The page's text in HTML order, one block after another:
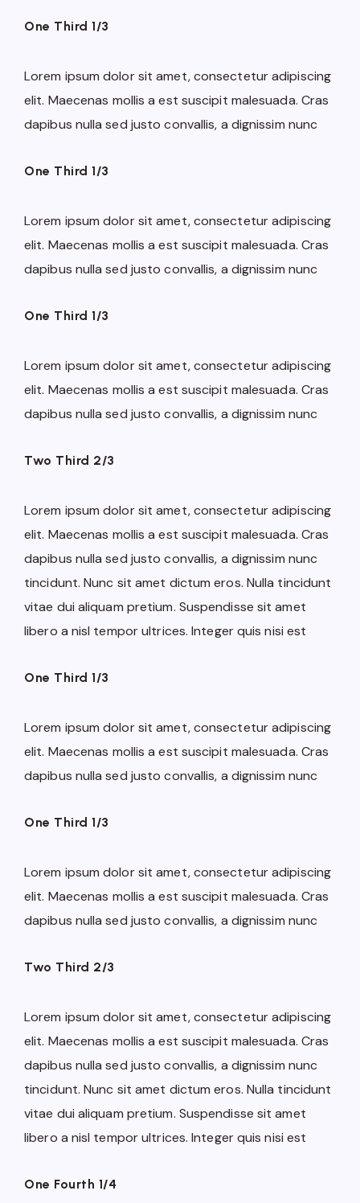
One Third 1/3
Lorem ipsum dolor sit amet, consectetur adipiscing
elit. Maecenas mollis a est suscipit malesuada. Cras
dapibus nulla sed justo convallis, a dignissim nunc
One Third 1/3
Lorem ipsum dolor sit amet, consectetur adipiscing
elit. Maecenas mollis a est suscipit malesuada. Cras
dapibus nulla sed justo convallis, a dignissim nunc
One Third 1/3
Lorem ipsum dolor sit amet, consectetur adipiscing
elit. Maecenas mollis a est suscipit malesuada. Cras
dapibus nulla sed justo convallis, a dignissim nunc
Two Third 2/3
Lorem ipsum dolor sit amet, consectetur adipiscing
elit. Maecenas mollis a est suscipit malesuada. Cras
dapibus nulla sed justo convallis, a dignissim nunc
tincidunt. Nunc sit amet dictum eros. Nulla tincidunt
vitae dui aliquam pretium. Suspendisse sit amet
libero a nisl tempor ultrices. Integer quis nisi est
One Third 1/3
Lorem ipsum dolor sit amet, consectetur adipiscing
elit. Maecenas mollis a est suscipit malesuada. Cras
dapibus nulla sed justo convallis, a dignissim nunc
One Third 1/3
Lorem ipsum dolor sit amet, consectetur adipiscing
elit. Maecenas mollis a est suscipit malesuada. Cras
dapibus nulla sed justo convallis, a dignissim nunc
Two Third 2/3
Lorem ipsum dolor sit amet, consectetur adipiscing
elit. Maecenas mollis a est suscipit malesuada. Cras
dapibus nulla sed justo convallis, a dignissim nunc
tincidunt. Nunc sit amet dictum eros. Nulla tincidunt
vitae dui aliquam pretium. Suspendisse sit amet
libero a nisl tempor ultrices. Integer quis nisi est
One Fourth 1/4